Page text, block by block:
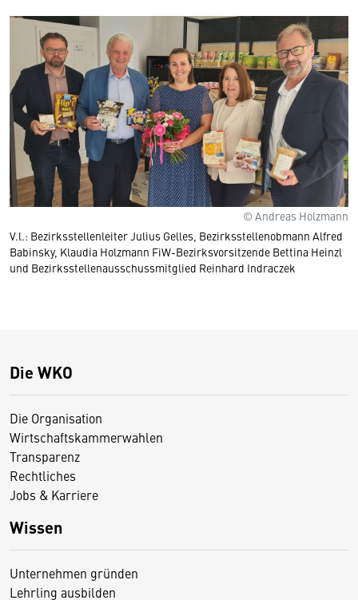
© Andreas Holzmann
V.l.: Bezirksstellenleiter Julius Gelles, Bezirksstellenobmann Alfred
Babinsky, Klaudia Holzmann FiW-Bezirksvorsitzende Bettina Heinzl
und Bezirksstellenausschussmitglied Reinhard Indraczek
Die WKO
Die Organisation
Wirtschaftskammerwahlen
Transparenz
Rechtliches
Jobs & Karriere
Wissen
Unternehmen gründen
Lehrling ausbilden